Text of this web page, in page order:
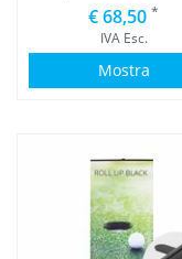
€ 68,50 *
IVA Esc.
Mostra